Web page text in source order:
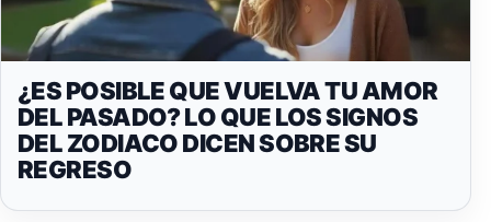
¿ES POSIBLE QUE VUELVA TU AMOR
DEL PASADO? LO QUE LOS SIGNOS
DEL ZODIACO DICEN SOBRE SU
REGRESO